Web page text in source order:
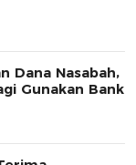
Dana Nasabah,
Gunakan Bank